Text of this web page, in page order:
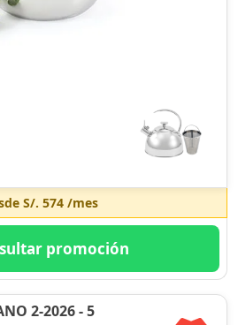
S/. 574/mes
promoción
2-2026 - 5